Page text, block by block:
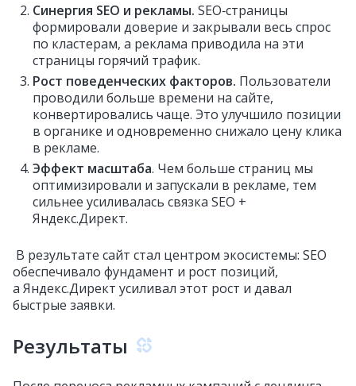
Синергия SEO и рекламы. SEO‑страницы
формировали доверие и закрывали весь спрос
по кластерам, а реклама приводила на эти
страницы горячий трафик.
Рост поведенческих факторов. Пользователи
проводили больше времени на сайте,
конвертировались чаще. Это улучшило позиции
в органике и одновременно снижало цену клика
в рекламе.
Эффект масштаба. Чем больше страниц мы
оптимизировали и запускали в рекламе, тем
сильнее усиливалась связка SEO +
Яндекс.Директ.
В результате сайт стал центром экосистемы: SEO
обеспечивало фундамент и рост позиций,
а Яндекс.Директ усиливал этот рост и давал
быстрые заявки.
Результаты